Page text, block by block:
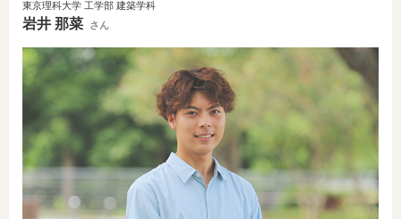
東京理科大学 工学部 建築学科
岩井 那菜 さん